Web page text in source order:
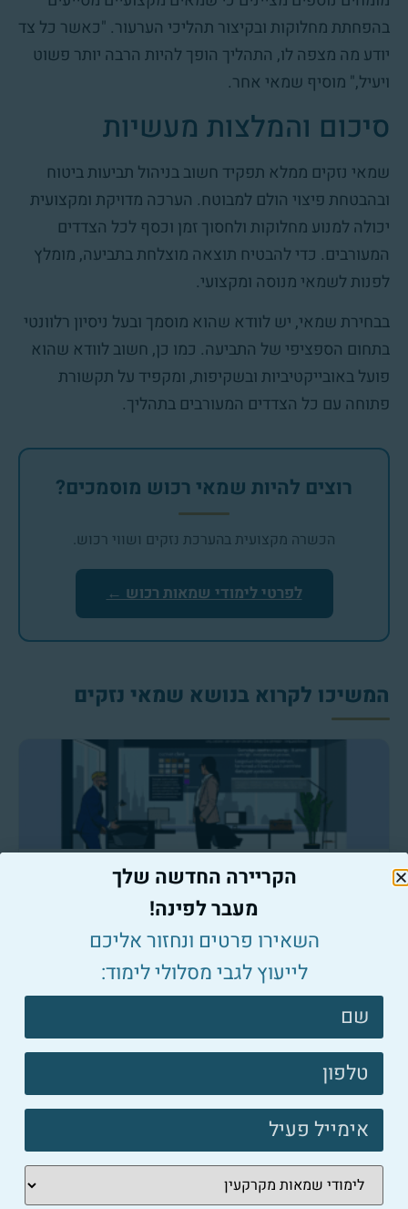
בהפחתת מחלוקות ובקיצור תהליכי הערעור. "כאשר כל צד
יודע מה מצפה לו, התהליך הופך להיות הרבה יותר פשוט
ויעיל," מוסיף שמאי אחר.
סיכום והמלצות מעשיות
שמאי נזקים ממלא תפקיד חשוב בניהול תביעות ביטוח
ובהבטחת פיצוי הולם למבוטח. הערכה מדויקת ומקצועית
יכולה למנוע מחלוקות ולחסוך זמן וכסף לכל הצדדים
המעורבים. כדי להבטיח תוצאה מוצלחת בתביעה, מומלץ
לפנות לשמאי מנוסה ומקצועי.
בבחירת שמאי, יש לוודא שהוא מוסמך ובעל ניסיון רלוונטי
בתחום הספציפי של התביעה. כמו כן, חשוב לוודא שהוא
פועל באובייקטיביות ובשקיפות, ומקפיד על תקשורת
פתוחה עם כל הצדדים המעורבים בתהליך.
רוצים להיות שמאי רכוש מוסמכים?
הכשרה מקצועית בהערכת נזקים ושווי רכוש.
לפרטי לימודי שמאות רכוש ←
המשיכו לקרוא בנושא שמאי נזקים
הבחירה הנכונה: איך לזהות שמאי נזקים מנוסה ומתאים
למאמר המלא ←
שמאי נזקים
כיצד שמאי נזקים יכול להציל אתכם מהפסדים כלכליים
כבדים?
למאמר המלא ←
הקריירה החדשה שלך
מעבר לפינה!
השאירו פרטים ונחזור אליכם
לייעוץ לגבי מסלולי לימוד:
צרו
קשר
פוטר